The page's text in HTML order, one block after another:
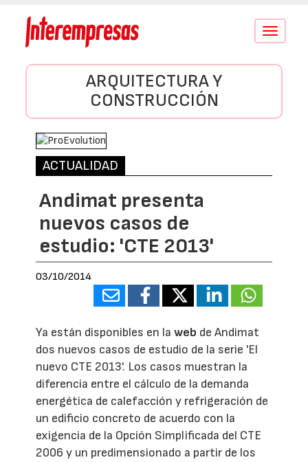
Conmutar
ARQUITECTURA Y
CONSTRUCCIÓN
ACTUALIDAD
Andimat presenta
nuevos casos de
estudio: 'CTE 2013'
03/10/2014
Ya están disponibles en laweb de Andimat
dos nuevos casos de estudio de la serie 'El
nuevo CTE 2013'. Los casos muestran la
diferencia entre el cálculo de la demanda
energética de calefacción y refrigeración de
un edificio concreto de acuerdo con la
exigencia de la Opción Simplificada del CTE
2006 y un predimensionado a partir de los